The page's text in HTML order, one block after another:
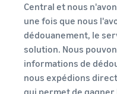
Central et nous
une fois que nous
dédouanement, le
solution. Nous
informations de
nous expédions
qui permet de gagner